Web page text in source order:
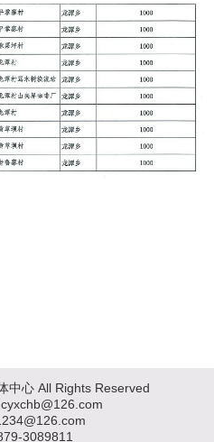
中心 All Rights Reserved
3089811